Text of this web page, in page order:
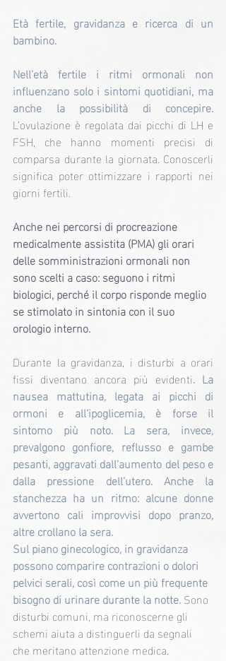
Età fertile, gravidanza e ricerca di un
bambino.
Nell’età fertile i ritmi ormonali non
influenzano solo i sintomi quotidiani, ma
L’ovulazione è regolata dai picchi di LH e
FSH, che hanno momenti precisi di
comparsa durante la giornata. Conoscerli
significa poter ottimizzare i rapporti nei
giorni fertili.
Anche nei percorsi di procreazione
medicalmente assistita (PMA) gli orari
delle somministrazioni ormonali non
sono scelti a caso: seguono i ritmi
biologici, perché il corpo risponde meglio
se stimolato in sintonia con il suo
orologio interno.
Durante la gravidanza, i disturbi a orari
fissi diventano ancora più evidenti. La
nausea mattutina, legata ai picchi di
ormoni e all’ipoglicemia, è forse il
sintomo più noto. La sera, invece,
prevalgono gonfiore, reflusso e gambe
pesanti, aggravati dall’aumento del peso e
dalla pressione dell’utero. Anche la
stanchezza ha un ritmo: alcune donne
avvertono cali improvvisi dopo pranzo,
altre crollano la sera.
Sul piano ginecologico, in gravidanza
possono comparire contrazioni o dolori
pelvici serali, così come un più frequente
bisogno di urinare durante la notte. Sono
disturbi comuni, ma riconoscerne gli
schemi aiuta a distinguerli da segnali
che meritano attenzione medica.